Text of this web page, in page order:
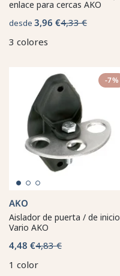
enlace para cercas AKO
desde 3,96 €4,33 €
3 colores
-7%
AKO
Aislador de puerta / de inicio
Vario AKO
4,48 €4,83 €
1 color